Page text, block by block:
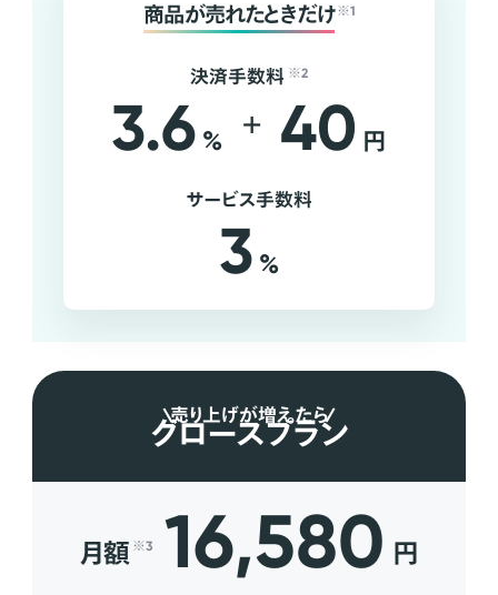
商品が売れたときだけ ※1
決済手数料 ※2
3.6 % + 40 円
サービス手数料
3 %
売り上げが増えたら
グロースプラン
月額 ※3 16,580 円